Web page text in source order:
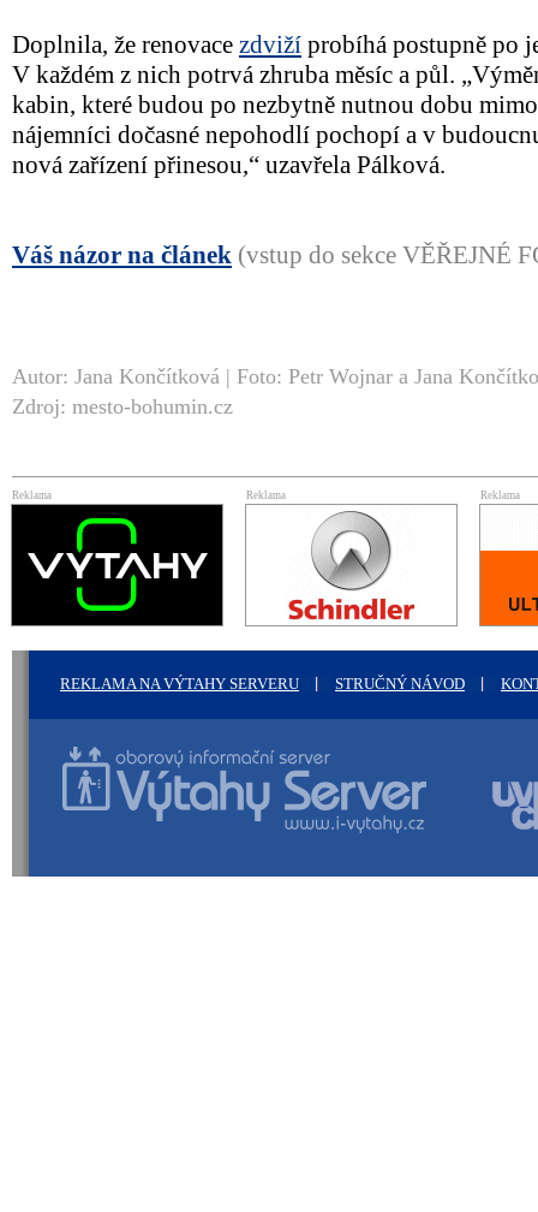
Doplnila, že renovace zdviží probíhá postupně po
V každém z nich potrvá zhruba měsíc a půl.
kabin, které budou po nezbytně nutnou dobu
nájemníci dočasné nepohodlí pochopí a v
nová zařízení přinesou,“ uzavřela Pálková.
Váš názor na článek (vstup do sekce VĚŘEJNÉ
Autor: Jana Končítková | Foto: Petr Wojnar a Jana
Zdroj: mesto-bohumin.cz
Reklama Reklama Reklama
REKLAMA NA VÝTAHY SERVERU STRUČNÝ NÁVOD